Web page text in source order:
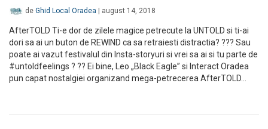
de Ghid Local Oradea august 14, 2018
AfterTOLD Ti-e dor de zilele magice petrecute la UNTOLD si ti-ai
dori sa ai un buton de REWIND ca sa retraiesti distractia? ??? Sau
poate ai vazut festivalul din Insta-storyuri si vrei sa ai si tu parte de
#untoldfeelings ? ?? Ei bine, Leo „Black Eagle” si Interact Oradea
pun capat nostalgiei organizand mega-petrecerea AfterTOLD…